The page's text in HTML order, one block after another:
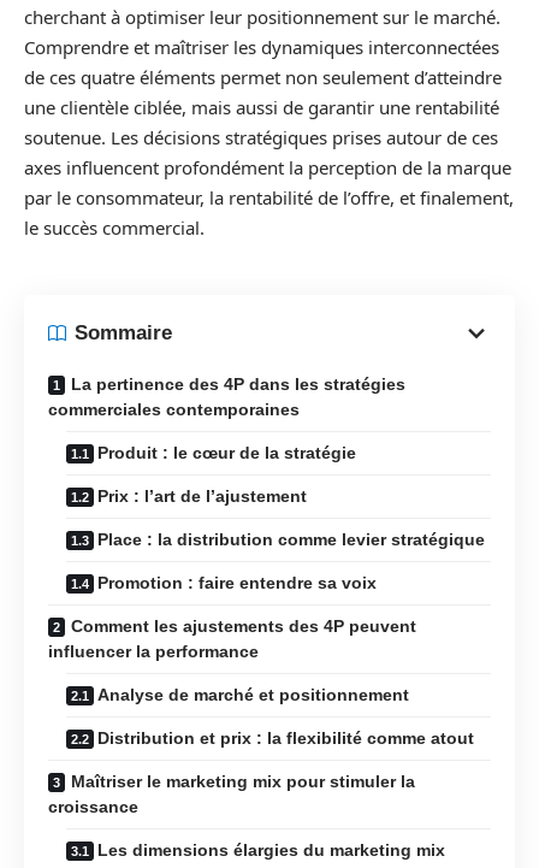
cherchant à optimiser leur positionnement sur le marché.
Comprendre et maîtriser les dynamiques interconnectées
de ces quatre éléments permet non seulement d’atteindre
une clientèle ciblée, mais aussi de garantir une rentabilité
soutenue. Les décisions stratégiques prises autour de ces
axes influencent profondément la perception de la marque
par le consommateur, la rentabilité de l’offre, et finalement,
le succès commercial.
Sommaire
La pertinence des 4P dans les stratégies
commerciales contemporaines
Produit : le cœur de la stratégie
Prix : l’art de l’ajustement
Place : la distribution comme levier stratégique
Promotion : faire entendre sa voix
Comment les ajustements des 4P peuvent
influencer la performance
Analyse de marché et positionnement
Distribution et prix : la flexibilité comme atout
Maîtriser le marketing mix pour stimuler la
croissance
Les dimensions élargies du marketing mix